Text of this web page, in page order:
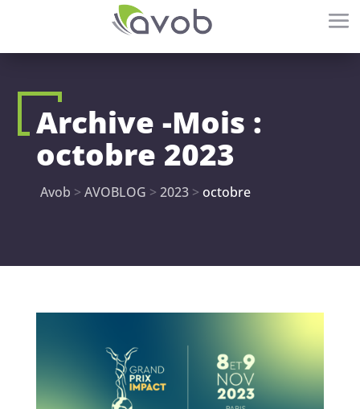
Archive -Mois :
octobre 2023
Avob > AVOBLOG > 2023> octobre